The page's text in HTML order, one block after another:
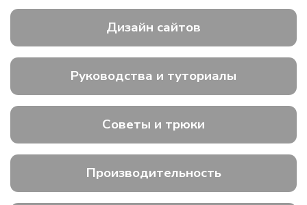
Дизайн сайтов
Руководства и туториалы
Советы и трюки
Производительность